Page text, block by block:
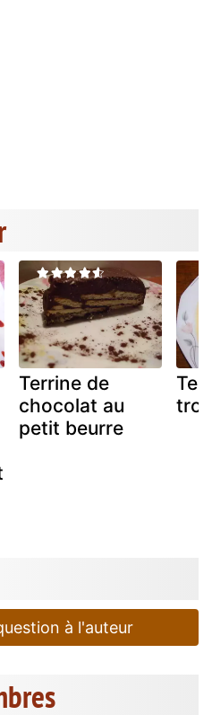
Terrine de
chocolat au
petit beurre
à l'auteur